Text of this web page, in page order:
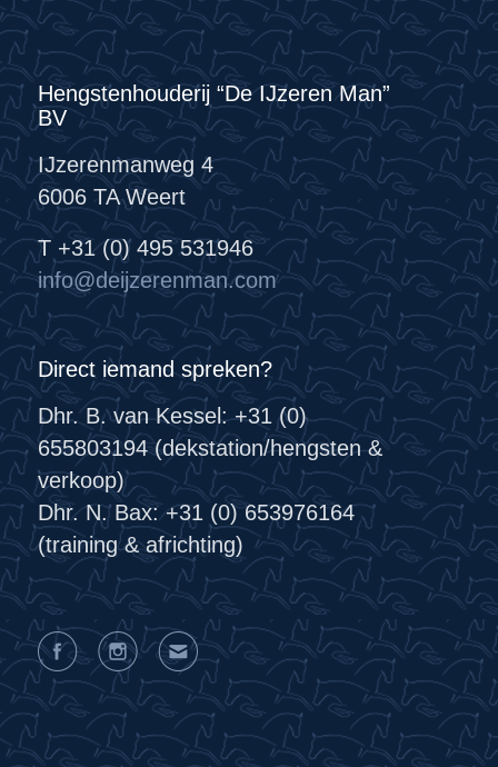
Hengstenhouderij “De IJzeren Man”
BV
IJzerenmanweg 4
6006 TA Weert
T +31 (0) 495 531946
info@deijzerenman.com
Direct iemand spreken?
Dhr. B. van Kessel: +31 (0)
655803194 (dekstation/hengsten &
verkoop)
Dhr. N. Bax: +31 (0) 653976164
(training & africhting)